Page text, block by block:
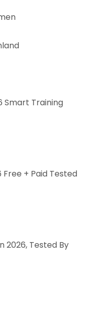
Smart Training
+ Paid Tested
2026, Tested By